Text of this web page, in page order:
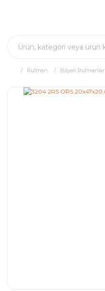
Rulman Bilyalı Rulmanlar